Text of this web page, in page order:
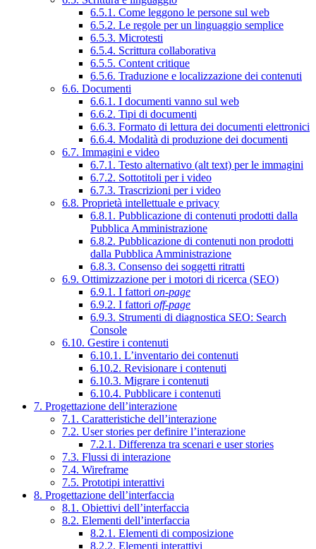
6.5.1. Come leggono le persone sul web
6.5.2. Le regole per un linguaggio semplice
6.5.3. Microtesti
6.5.4. Scrittura collaborativa
6.5.5. Content critique
6.5.6. Traduzione e localizzazione dei contenuti
6.6. Documenti
6.6.1. I documenti vanno sul web
6.6.2. Tipi di documenti
6.6.3. Formato di lettura dei documenti elettronici
6.6.4. Modalità di produzione dei documenti
6.7. Immagini e video
6.7.1. Testo alternativo (alt text) per le immagini
6.7.2. Sottotitoli per i video
6.7.3. Trascrizioni per i video
6.8. Proprietà intellettuale e privacy
6.8.1. Pubblicazione di contenuti prodotti dalla
Pubblica Amministrazione
6.8.2. Pubblicazione di contenuti non prodotti
dalla Pubblica Amministrazione
6.8.3. Consenso dei soggetti ritratti
6.9. Ottimizzazione per i motori di ricerca (SEO)
6.9.1. I fattori on-page
6.9.2. I fattori off-page
6.9.3. Strumenti di diagnostica SEO: Search
Console
6.10. Gestire i contenuti
6.10.1. L’inventario dei contenuti
6.10.2. Revisionare i contenuti
6.10.3. Migrare i contenuti
6.10.4. Pubblicare i contenuti
7. Progettazione dell’interazione
7.1. Caratteristiche dell’interazione
7.2. User stories per definire l’interazione
7.2.1. Differenza tra scenari e user stories
7.3. Flussi di interazione
7.4. Wireframe
7.5. Prototipi interattivi
8. Progettazione dell’interfaccia
8.1. Obiettivi dell’interfaccia
8.2. Elementi dell’interfaccia
8.2.1. Elementi di composizione
8.2.2. Elementi interattivi